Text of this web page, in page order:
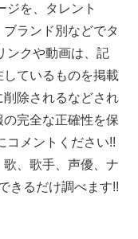
ジを、タレント
ブランド別などでタ
ンクや動画は、記
ているものを掲載
削除されるなどされ
完全な正確性を保
コメントください!!
、歌手、声優、ナ
きるだけ調べます!!